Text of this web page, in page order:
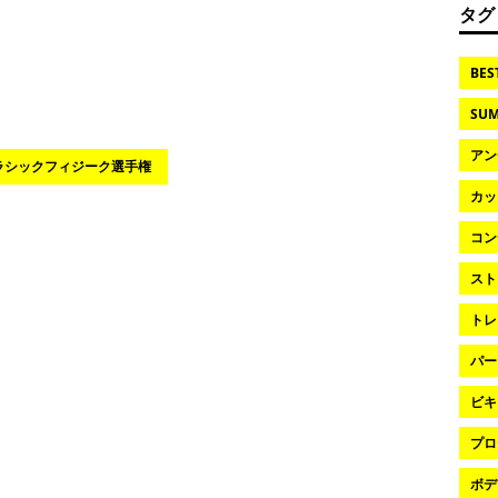
シックフィジーク選手権
タグ
ア
カ
コ
ス
ト
パ
ビ
プ
ボ